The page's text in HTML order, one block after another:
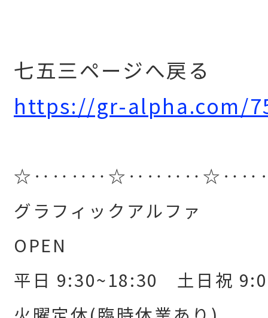
七五三ページへ戻る
https://gr-alpha.com/
グラフィックアルファ
OPEN
平日 9:30~18:30 土日祝